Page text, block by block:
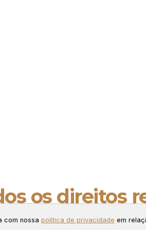
os direitos
com nossa política de privacidade em